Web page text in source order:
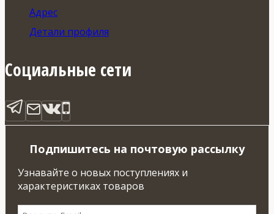
Адрес
Детали профиля
Социальные сети
Подпишитесь на почтовую рассылку
Узнавайте о новых поступлениях и
характеристиках товаров